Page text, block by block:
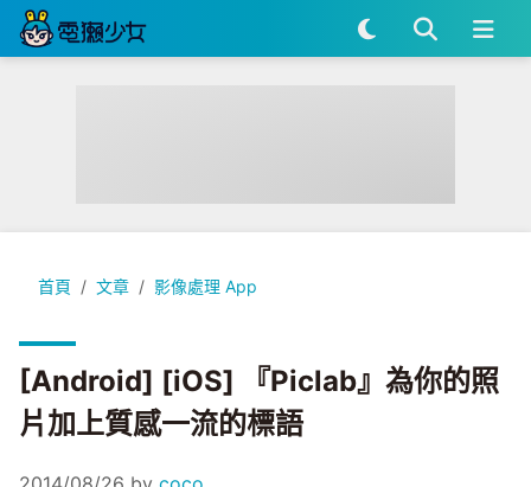
首頁 文章 影像處理 App
[Android] [iOS] 『Piclab』為你的照片加上質感一流的標語
[Android] [iOS] 『Piclab』為你的照
片加上質感一流的標語